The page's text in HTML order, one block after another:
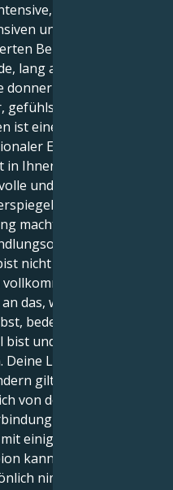
transformative
und
Bereich Deines
lang anhaltende
ist eine
Ermutigung,
Ihnen dieselbe bis ins
und
macht Sie zu einem
-
nicht nur verliebt, du
und
das, was du glaubst,
bedeuten dir alles,
und alles tun
Liebe ist nicht auf
gilt der ganzen
von der Magie und
angezogen.
einigen großen
kann dazu führen,
nimmst, was dazu